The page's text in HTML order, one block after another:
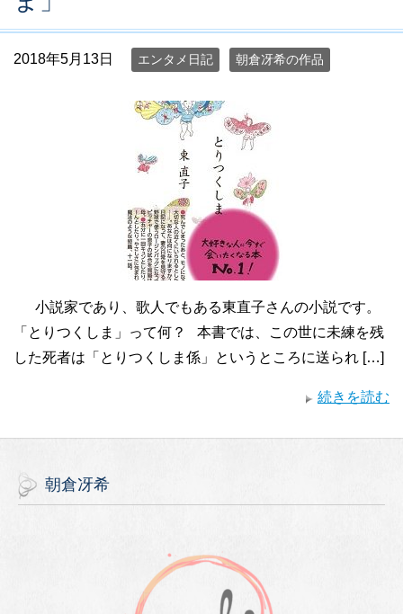
2018年5月13日 エンタメ日記 朝倉冴希の作品
小説家であり、歌人でもある東直子さんの小説です。
「とりつくしま」って何？ 本書では、この世に未練を残
した死者は「とりつくしま係」というところに送られ […]
続きを読む
朝倉冴希